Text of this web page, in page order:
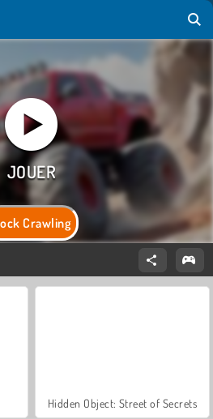
Crawling
Hidden Object: Street of Secrets